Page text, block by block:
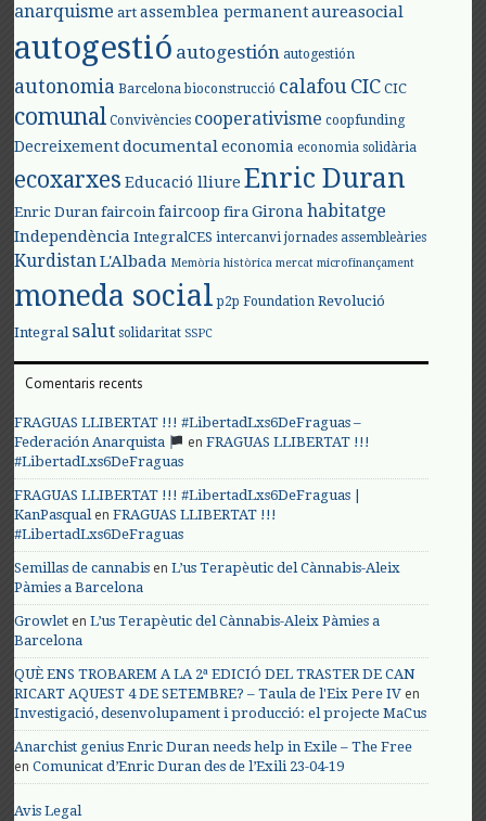
anarquisme art assemblea permanent aureasocial
autogestió autogestión autogestión
autonomia Barcelona bioconstrucció calafouCIC CIC
comunal Convivències cooperativisme coopfunding
Decreixement documental economia economia solidària
ecoxarxes Educació lliure Enric Duran
Enric Duran faircoin faircoop fira Girona habitatge
Independència IntegralCES intercanvi jornades assembleàries
KurdistanL'Albada Memòria històrica mercat microfinançament
moneda social p2p Foundation Revolució
Integral salut solidaritat SSPC
Comentaris recents
FRAGUAS LLIBERTAT !!! #LibertadLxs6DeFraguas –
Federación Anarquista
enFRAGUAS LLIBERTAT !!!
#LibertadLxs6DeFraguas
FRAGUAS LLIBERTAT !!! #LibertadLxs6DeFraguas |
KanPasqualenFRAGUAS LLIBERTAT !!!
#LibertadLxs6DeFraguas
Semillas de cannabis enL’us Terapèutic del Cànnabis-Aleix
Pàmies a Barcelona
Growlet enL’us Terapèutic del Cànnabis-Aleix Pàmies a
Barcelona
QUÈ ENS TROBAREM A LA 2ª EDICIÓ DEL TRASTER DE CAN
RICART AQUEST 4 DE SETEMBRE? – Taula de l'Eix Pere IV en
Investigació, desenvolupament i producció: el projecte MaCus
Anarchist genius Enric Duran needs help in Exile – The Free
enComunicat d’Enric Duran des de l’Exili 23-04-19
Avis Legal